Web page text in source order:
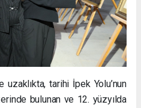
uzaklıkta, tarihi İpek Yolu’nun
bulunan ve 12. yüzyılda